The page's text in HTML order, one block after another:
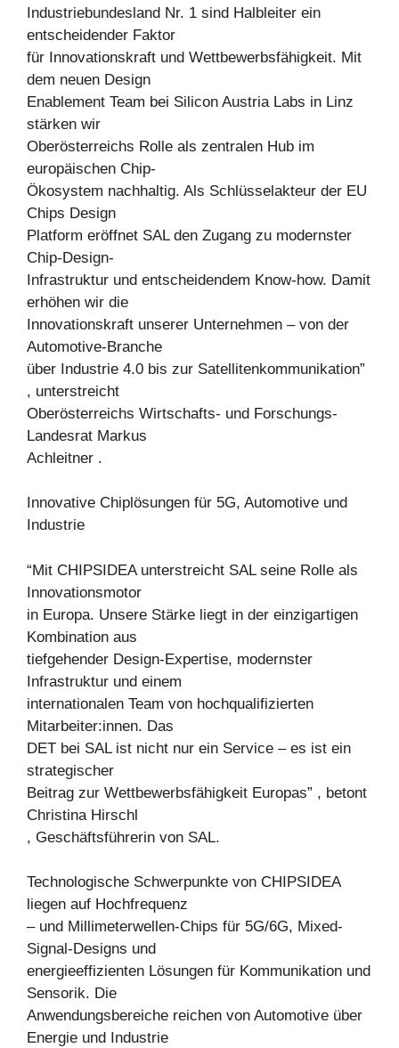
Industriebundesland Nr. 1 sind Halbleiter ein
entscheidender Faktor
für Innovationskraft und Wettbewerbsfähigkeit. Mit
dem neuen Design
Enablement Team bei Silicon Austria Labs in Linz
stärken wir
Oberösterreichs Rolle als zentralen Hub im
europäischen Chip-
Ökosystem nachhaltig. Als Schlüsselakteur der EU
Chips Design
Platform eröffnet SAL den Zugang zu modernster
Chip-Design-
Infrastruktur und entscheidendem Know-how. Damit
erhöhen wir die
Innovationskraft unserer Unternehmen – von der
Automotive-Branche
über Industrie 4.0 bis zur Satellitenkommunikation”
, unterstreicht
Oberösterreichs Wirtschafts- und Forschungs-
Landesrat Markus
Achleitner .
Innovative Chiplösungen für 5G, Automotive und
Industrie
“Mit CHIPSIDEA unterstreicht SAL seine Rolle als
Innovationsmotor
in Europa. Unsere Stärke liegt in der einzigartigen
Kombination aus
tiefgehender Design-Expertise, modernster
Infrastruktur und einem
internationalen Team von hochqualifizierten
Mitarbeiter:innen. Das
DET bei SAL ist nicht nur ein Service – es ist ein
strategischer
Beitrag zur Wettbewerbsfähigkeit Europas” , betont
Christina Hirschl
, Geschäftsführerin von SAL.
Technologische Schwerpunkte von CHIPSIDEA
liegen auf Hochfrequenz
– und Millimeterwellen-Chips für 5G/6G, Mixed-
Signal-Designs und
energieeffizienten Lösungen für Kommunikation und
Sensorik. Die
Anwendungsbereiche reichen von Automotive über
Energie und Industrie